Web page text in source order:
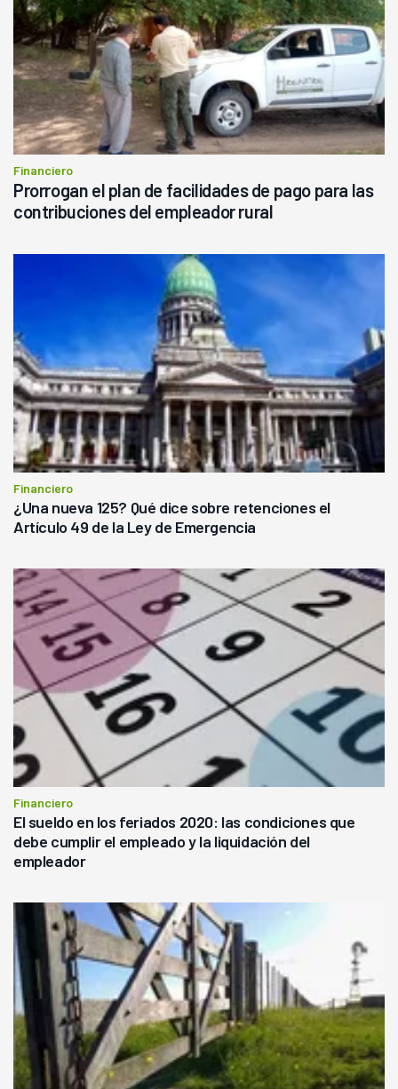
Financiero
Prorrogan el plan de facilidades de pago para las
contribuciones del empleador rural
Financiero
¿Una nueva 125? Qué dice sobre retenciones el
Artículo 49 de la Ley de Emergencia
Financiero
El sueldo en los feriados 2020: las condiciones que
debe cumplir el empleado y la liquidación del
empleador